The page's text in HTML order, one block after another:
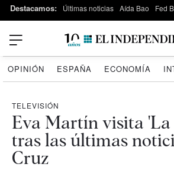
Destacamos: Últimas noticias Aída Bao Fed
OPINIÓN ESPAÑA ECONOMÍA
TELEVISIÓN
Eva Martín visita 'La
tras las últimas
Cruz